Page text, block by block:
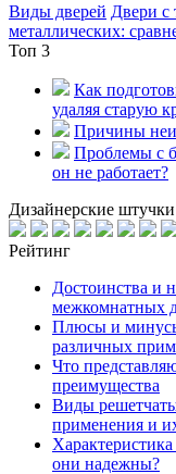
Виды дверей Двери с
металлических:
Топ 3
Как
удаляя старую
Причины
Проблемы с
он не работает?
Дизайнерские штучки
Рейтинг
Достоинства и
межкомнатных
Плюсы и
различных
Что
преимущества
Виды
применения и
они надежны?